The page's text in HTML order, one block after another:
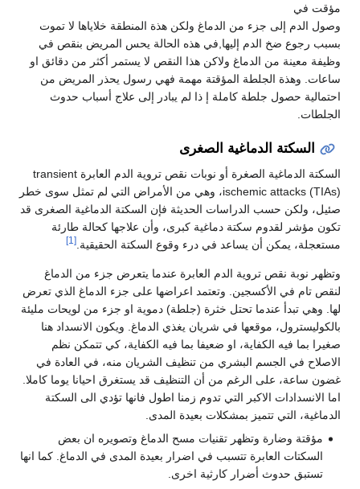
مؤقت في
وصول الدم إلى جزء من الدماغ ولكن هذة المنطقة خلاياها لا تموت
بسبب رجوع ضخ الدم إليها,في هذه الحالة يحس المريض بنقص في
وظيفة معينة من الدماغ ولاكن هذا النقص لا يستمر أكثر من دقائق او
ساعات. وهذة الجلطة المؤقتة مهمة فهي رسول يحذر المريض من
احتمالية حصول جلطة كاملة إ ذا لم يبادر إلى علاج أسباب حدوث
الجلطات.
السكتة الدماغية الصغرى
السكتة الدماغية الصغرة أو نوبات نقص تروية الدم العابرة transient
ischemic attacks (TIAs)، وهي من الأمراض التي لم تمثل سوى خطر
صئيل، ولكن حسب الدراسات الحديثة فإن السكتة الدماغية الصغرى قد
تكون مؤشر لقدوم سكتة دماغية كبرى، وأن علاجها كحالة طارئة
مستعجلة، يمكن أن يساعد في درء وقوع السكتة الحقيقية. [1]
وتظهر نوبة نقص تروية الدم العابرة عندما يتعرض جزء من الدماغ
لنقص تام في الأكسجين. وتعتمد اعراضها على جزء الدماغ الذي تعرض
لها. وهي تبدأ عندما تحتل خثرة (جلطة) دموية او جزء من لويحات مليئة
بالكوليسترول، موقعها في شريان يغذي الدماغ. ويكون الانسداد هنا
صغيرا بما فيه الكفاية، او ضعيفا بما فيه الكفاية، كي تتمكن نظم
الاصلاح في الجسم البشري من تنظيف الشريان منه، في العادة في
غضون ساعة، على الرغم من أن التنظيف قد يستغرق احيانا يوما كاملا.
اما الانسدادات الاكبر التي تدوم زمنا اطول فانها تؤدي الى السكتة
الدماغية، التي تتميز بمشكلات بعيدة المدى.
مؤقتة وضارة وتظهر تقنيات مسح الدماغ وتصويره ان بعض
السكتات العابرة تتسبب في اضرار بعيدة المدى في الدماغ. كما انها
تستبق حدوث أضرار كارثية اخرى.